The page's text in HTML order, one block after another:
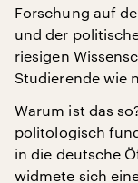
Forschung auf
und der
riesigen
Studierende wie
Warum ist das
politologisch
in die deutsche
widmete sich